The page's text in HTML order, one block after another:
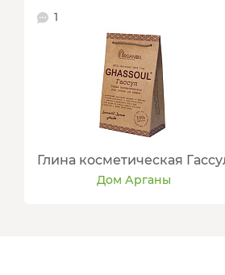
1
Глина косметическая
Дом Арганы